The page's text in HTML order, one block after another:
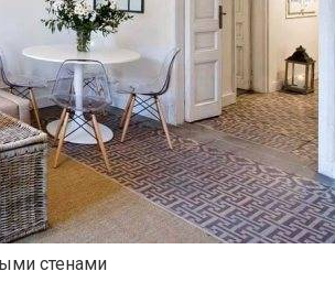
стенами